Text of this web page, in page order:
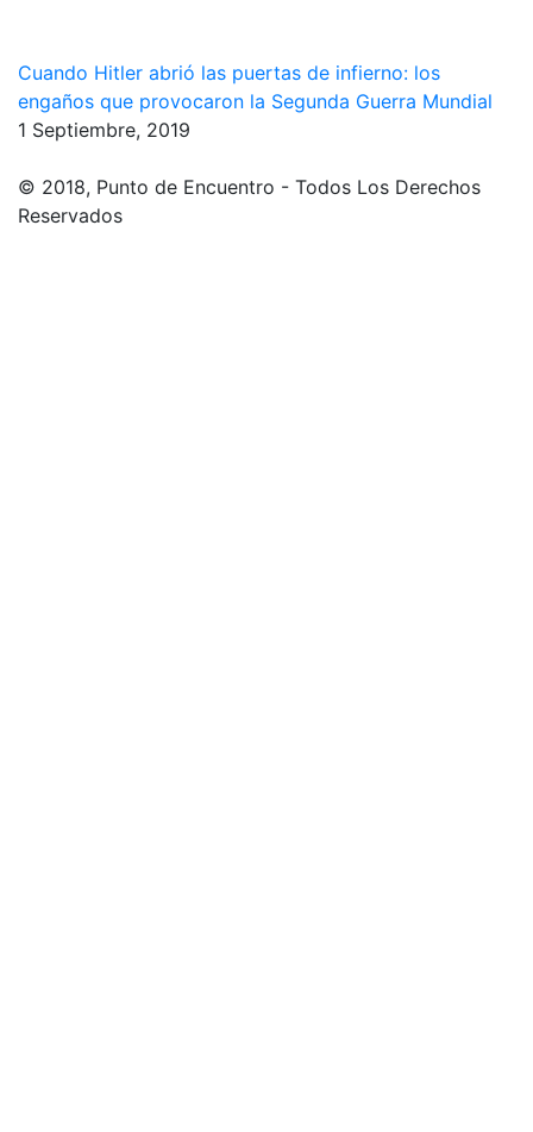
Cuando Hitler abrió las puertas de infierno: los
engaños que provocaron la Segunda Guerra Mundial
1 Septiembre, 2019
© 2018, Punto de Encuentro - Todos Los Derechos
Reservados